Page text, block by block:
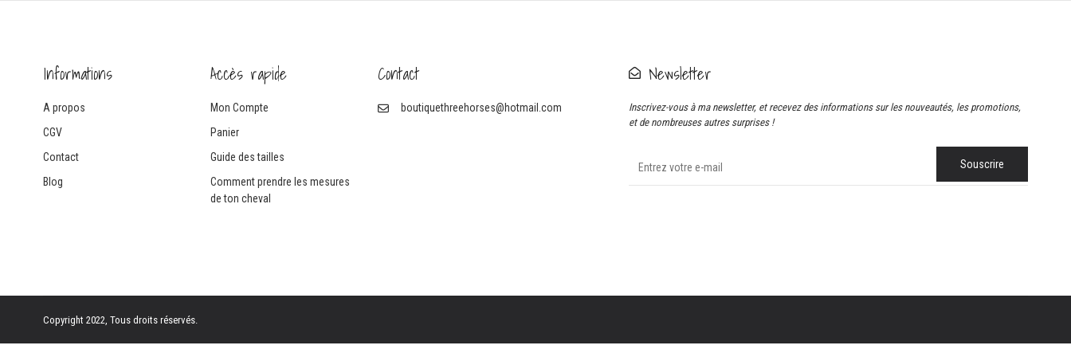
Informations
A propos
CGV
Contact
Blog
Accès rapide
Mon Compte
Panier
Guide des tailles
Comment prendre les mesures
de ton cheval
Contact
boutiquethreehorses@hotmail.com
Newsletter
Inscrivez-vous à ma newsletter, et recevez des informations sur les nouveautés, les promotions,
et de nombreuses autres surprises !
Copyright 2022, Tous droits réservés.